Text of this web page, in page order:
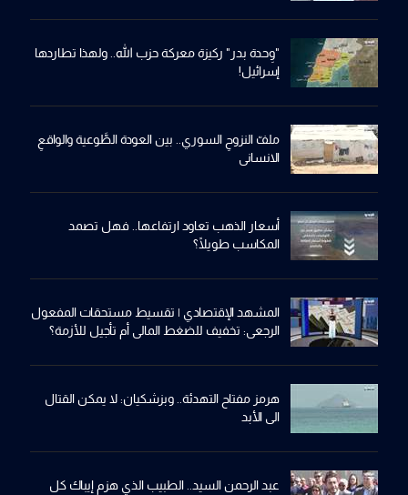
"وِحدة بدر" ركيزة معركة حزب الله.. ولهذا تطاردها
إسرائيل!
ملفّ النزوحِ السوري.. بين العودة الطَّوعية والواقعِ
الانساني
أسعار الذهب تعاود ارتفاعها.. فهل تصمد
المكاسب طويلًا؟
المشهد الإقتصادي | تقسيط مستحقات المفعول
الرجعي: تخفيف للضغط المالي أم تأجيل للأزمة؟
هرمز مفتاح التهدئة.. وبزشكيان: لا يمكن القتال
الى الأبد
عبد الرحمن السيد.. الطبيب الذي هزم إيباك كل